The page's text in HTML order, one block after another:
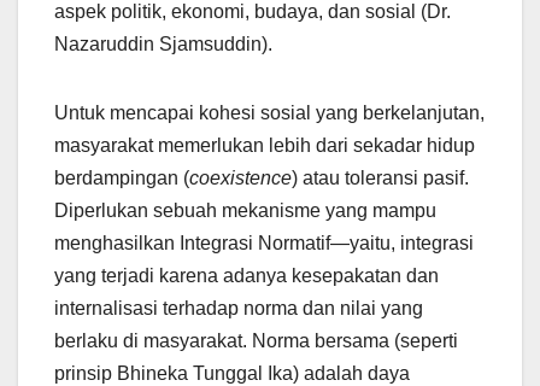
aspek politik, ekonomi, budaya, dan sosial (Dr.
Nazaruddin Sjamsuddin).
Untuk mencapai kohesi sosial yang berkelanjutan,
masyarakat memerlukan lebih dari sekadar hidup
berdampingan (coexistence) atau toleransi pasif.
Diperlukan sebuah mekanisme yang mampu
menghasilkan Integrasi Normatif—yaitu, integrasi
yang terjadi karena adanya kesepakatan dan
internalisasi terhadap norma dan nilai yang
berlaku di masyarakat. Norma bersama (seperti
prinsip Bhineka Tunggal Ika) adalah daya